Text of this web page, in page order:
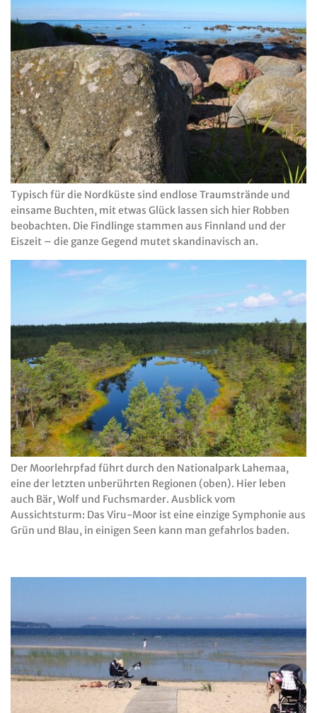
Typisch für die Nordküste sind endlose Traumstrände und
einsame Buchten, mit etwas Glück lassen sich hier Robben
beobachten. Die Findlinge stammen aus Finnland und der
Eiszeit – die ganze Gegend mutet skandinavisch an.
Der Moorlehrpfad führt durch den Nationalpark Lahemaa,
eine der letzten unberührten Regionen (oben). Hier leben
auch Bär, Wolf und Fuchsmarder. Ausblick vom
Aussichtsturm: Das Viru-Moor ist eine einzige Symphonie aus
Grün und Blau, in einigen Seen kann man gefahrlos baden.